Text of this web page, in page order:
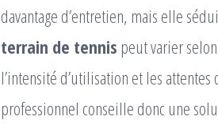
davantage d’entretien, mais elle
terrain de tennis peut varier
l’intensité d’utilisation et les
professionnel conseille donc une